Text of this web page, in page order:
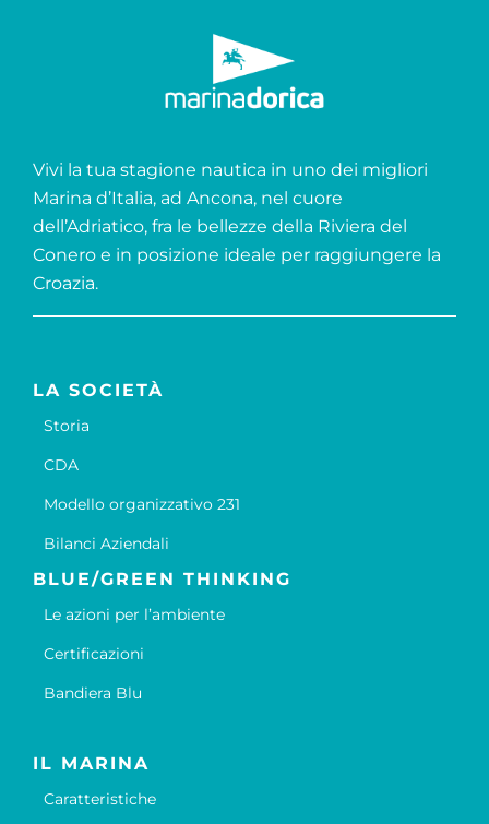
Vivi la tua stagione nautica in uno dei migliori
Marina d’Italia, ad Ancona, nel cuore
dell’Adriatico, fra le bellezze della Riviera del
Conero e in posizione ideale per raggiungere la
Croazia.
LA SOCIETÀ
Storia
CDA
Modello organizzativo 231
Bilanci Aziendali
BLUE/GREEN THINKING
Le azioni per l’ambiente
Certificazioni
Bandiera Blu
IL MARINA
Caratteristiche